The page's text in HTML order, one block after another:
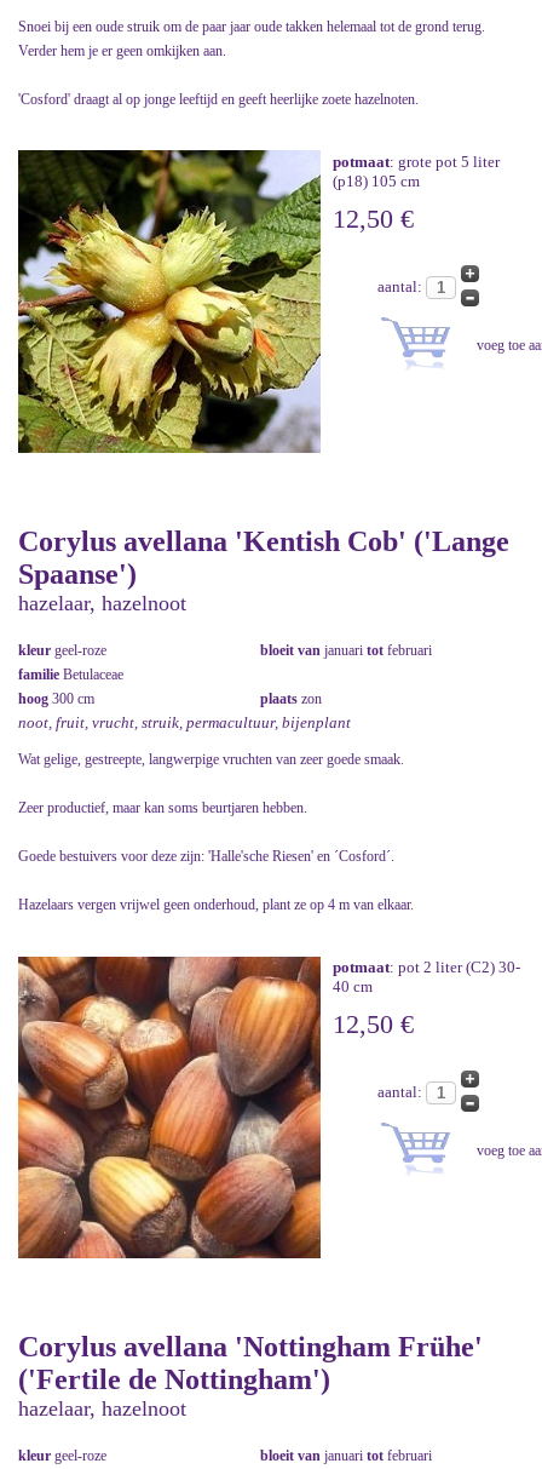
Snoei bij een oude struik om de paar jaar oude takken helemaal tot de grond terug.
Verder hem je er geen omkijken aan.
'Cosford' draagt al op jonge leeftijd en geeft heerlijke zoete hazelnoten.
potmaat: grote pot 5 liter
(p18) 105 cm
12,50 €
aantal:
Corylus avellana 'Kentish Cob' ('Lange
Spaanse')
hazelaar, hazelnoot
kleur geel-roze bloeit van januari tot februari
familie Betulaceae
hoog 300 cm plaats zon
noot, fruit, vrucht, struik, permacultuur, bijenplant
Wat gelige, gestreepte, langwerpige vruchten van zeer goede smaak.
Zeer productief, maar kan soms beurtjaren hebben.
Goede bestuivers voor deze zijn: 'Halle'sche Riesen' en ´Cosford´.
Hazelaars vergen vrijwel geen onderhoud, plant ze op 4 m van elkaar.
potmaat: pot 2 liter (C2) 30-
40 cm
12,50 €
aantal:
Corylus avellana 'Nottingham Frühe'
('Fertile de Nottingham')
hazelaar, hazelnoot
kleur geel-roze bloeit van januari tot februari